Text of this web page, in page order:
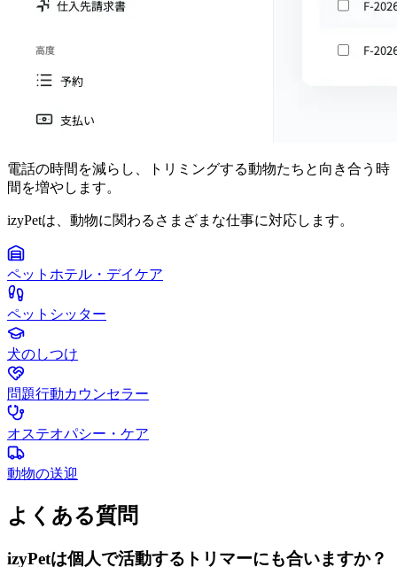
電話の時間を減らし、トリミングする動物たちと向き合う時
間を増やします。
izyPetは、動物に関わるさまざまな仕事に対応します。
ペットホテル・デイケア
ペットシッター
犬のしつけ
問題行動カウンセラー
オステオパシー・ケア
動物の送迎
よくある質問
izyPetは個人で活動するトリマーにも合いますか？